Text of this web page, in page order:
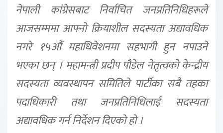
नेपाली कांग्रेसबाट निर्वाचित जनप्रतिनिधिहरूले
आजसम्ममा आफ्नो क्रियाशील सदस्यता अद्यावधिक
नगरे १५औँ महाधिवेशनमा सहभागी हुन नपाउने
भएका छन् । महामन्त्री प्रदीप पौडेल नेतृत्वको केन्द्रीय
सदस्यता व्यवस्थापन समितिले पार्टीका सबै तहका
पदाधिकारी तथा जनप्रतिनिधिलाई सदस्यता
अद्यावधिक गर्न निर्देशन दिएको हो ।